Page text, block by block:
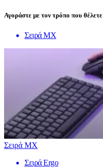
Αγοράστε με τον τρόπο που θέλετε
Σειρά MX
Σειρά MX
Σειρά Ergo